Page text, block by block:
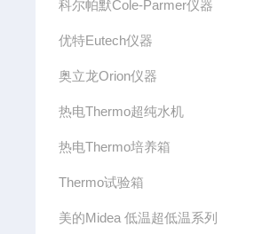
科尔帕默Cole-Parmer仪器
优特Eutech仪器
奥立龙Orion仪器
热电Thermo超纯水机
热电Thermo培养箱
Thermo试验箱
美的Midea 低温超低温系列